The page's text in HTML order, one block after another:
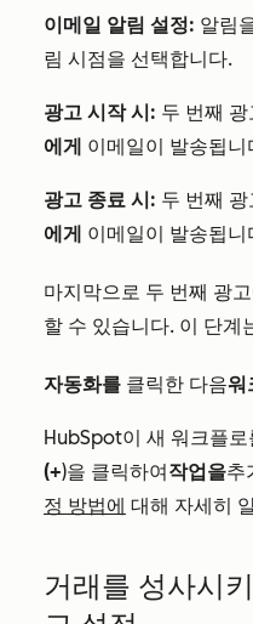
이메일 알림 설정: 알림
림 시점을 선택합니다.
광고 시작 시: 두 번째
에게 이메일이 발송됩니
광고 종료 시: 두 번째
에게 이메일이 발송됩니
마지막으로 두 번째 광
할 수 있습니다. 이 단계
자동화를 클릭한 다음워
HubSpot이 새 워크플
(+)을 클릭하여 작업을추
정 방법에 대해 자세히
거래를 성사시